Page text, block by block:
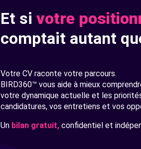
Et si votre
comptait autant
Votre CV raconte votre parcours.
BIRD360™ vous aide à mieux
votre dynamique actuelle et les
candidatures, vos entretiens et vos
Un bilan gratuit, confidentiel et